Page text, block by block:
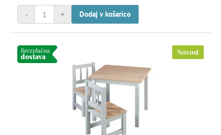
+
- Dodaj v košarico
Brezplačna
dostava Novost